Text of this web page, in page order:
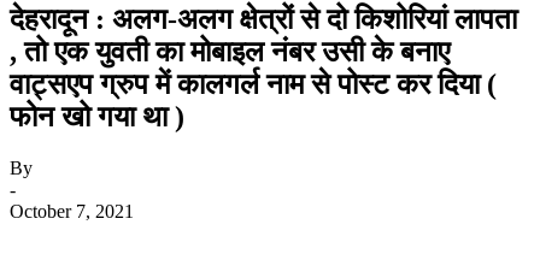
देहरादून : अलग-अलग क्षेत्रों से दो किशोरियां लापता
, तो एक युवती का मोबाइल नंबर उसी के बनाए
वाट्सएप ग्रुप में कालगर्ल नाम से पोस्ट कर दिया (
फोन खो गया था )
By
-
October 7, 2021